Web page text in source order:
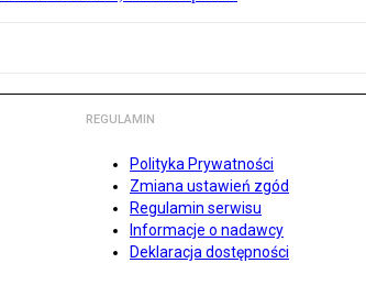
REGULAMIN
Polityka Prywatności
Zmiana ustawień zgód
Regulamin serwisu
Informacje o nadawcy
Deklaracja dostępności